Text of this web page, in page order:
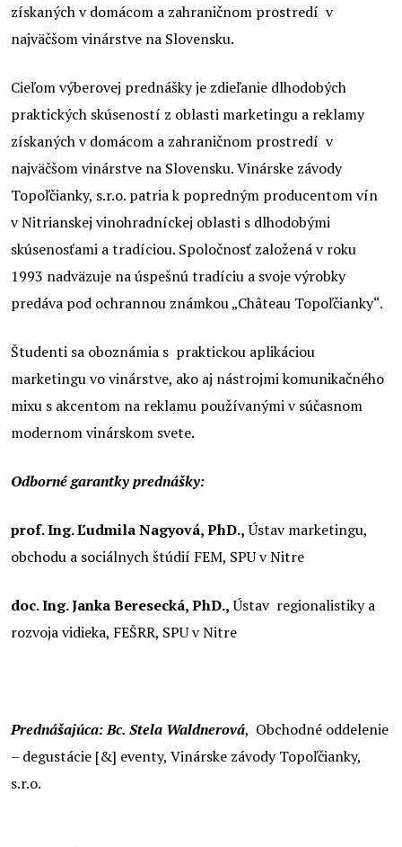
získaných v domácom a zahraničnom prostredí v
najväčšom vinárstve na Slovensku.
Cieľom výberovej prednášky je zdieľanie dlhodobých
praktických skúseností z oblasti marketingu a reklamy
získaných v domácom a zahraničnom prostredí v
najväčšom vinárstve na Slovensku. Vinárske závody
Topoľčianky, s.r.o. patria k popredným producentom vín
v Nitrianskej vinohradníckej oblasti s dlhodobými
skúsenosťami a tradíciou. Spoločnosť založená v roku
1993 nadväzuje na úspešnú tradíciu a svoje výrobky
predáva pod ochrannou známkou „Château Topoľčianky“.
Študenti sa oboznámia s praktickou aplikáciou
marketingu vo vinárstve, ako aj nástrojmi komunikačného
mixu s akcentom na reklamu používanými v súčasnom
modernom vinárskom svete.
Odborné garantky prednášky:
prof. Ing. Ľudmila Nagyová, PhD.,Ústav marketingu,
obchodu a sociálnych štúdií FEM, SPU v Nitre
doc. Ing. Janka Beresecká, PhD.,Ústav regionalistiky a
rozvoja vidieka, FEŠRR, SPU v Nitre
Prednášajúca:Bc. Stela Waldnerová, Obchodné oddelenie
– degustácie [&] eventy, Vinárske závody Topoľčianky,
s.r.o.